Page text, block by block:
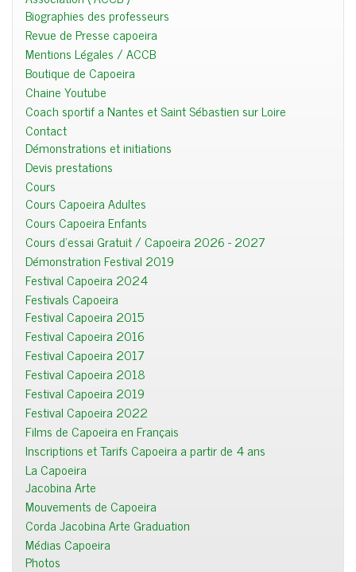
Biographies des professeurs
Revue de Presse capoeira
Mentions Légales / ACCB
Boutique de Capoeira
Chaine Youtube
Coach sportif a Nantes et Saint Sébastien sur Loire
Contact
Démonstrations et initiations
Devis prestations
Cours
Cours Capoeira Adultes
Cours Capoeira Enfants
Cours d'essai Gratuit / Capoeira 2026 - 2027
Démonstration Festival 2019
Festival Capoeira 2024
Festivals Capoeira
Festival Capoeira 2015
Festival Capoeira 2016
Festival Capoeira 2017
Festival Capoeira 2018
Festival Capoeira 2019
Festival Capoeira 2022
Films de Capoeira en Français
Inscriptions et Tarifs Capoeira a partir de 4 ans
La Capoeira
Jacobina Arte
Mouvements de Capoeira
Corda Jacobina Arte Graduation
Médias Capoeira
Photos